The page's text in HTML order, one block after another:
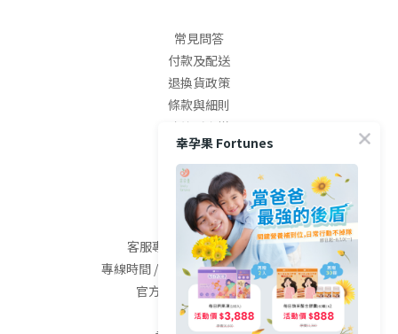
常見問答
付款及配送
退換貨政策
條款與細則
防詐騙宣導
隱私權條款
聯絡我們
客服專線 / (04)2568-0800
專線時間 / 09:00-18:00 (週二~週六)
官方LINE / @fortunes
幸孕果 Fortunes